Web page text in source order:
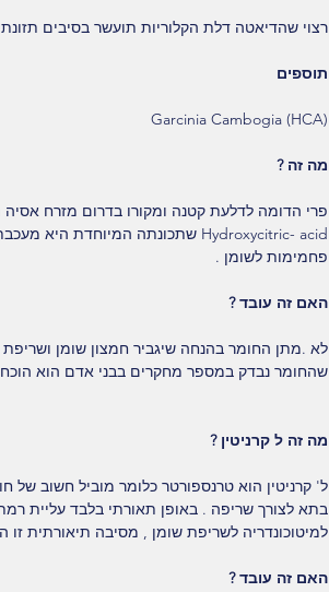
רצוי שהדיאטה דלת הקלוריות תועשר בסיבים
תוספים
Garcinia Cambogia (HCA)
מה זה ?
פרי הדומה לדלעת קטנה ומקורו בדרום מזרח
פחמימות לשומן .
האם זה עובד ?
לא .מתן החומר בהנחה שיגביר חמצון שומן
שהחומר נבדק במספר מחקרים בבני אדם הוא הוכח
מה זה ל קרניטין ?
ל' קרניטין הוא טרנספורטר כלומר מוביל חשוב של
בתא לצורך שריפה . באופן תאורתי בלבד עליית
למיטוכונדריה לשריפת שומן , מסיבה תיאורתית זו
האם זה עובד ?